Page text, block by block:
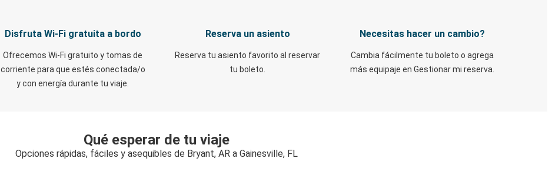
Disfruta Wi-Fi gratuita a bordo
Ofrecemos Wi-Fi gratuito y tomas de
corriente para que estés conectada/o
y con energía durante tu viaje.
Reserva un asiento
Reserva tu asiento favorito al reservar
tu boleto.
Necesitas hacer un cambio?
Cambia fácilmente tu boleto o agrega
más equipaje en Gestionar mi reserva.
Qué esperar de tu viaje
Opciones rápidas, fáciles y asequibles de Bryant, AR a Gainesville, FL